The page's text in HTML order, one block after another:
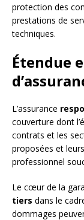
protection des
prestations de
techniques.
Étendue
L’assurance
couverture dont
contrats et les
proposées et
professionnel
Le cœur de la
tiers dans le
dommages